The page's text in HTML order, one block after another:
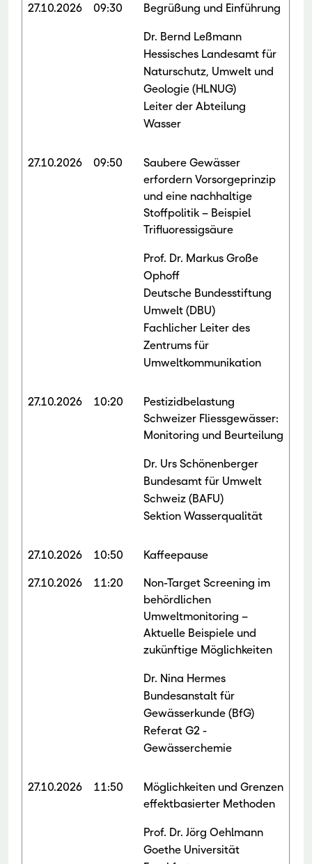
27.10.2026 09:30 Begrüßung und Einführung
Dr. Bernd Leßmann
Hessisches Landesamt für
Naturschutz, Umwelt und
Geologie (HLNUG)
Leiter der Abteilung
Wasser
27.10.2026 09:50
Saubere Gewässer
erfordern Vorsorgeprinzip
und eine nachhaltige
Stoffpolitik – Beispiel
Trifluoressigsäure
Prof. Dr. Markus Große
Ophoff
Deutsche Bundesstiftung
Umwelt (DBU)
Fachlicher Leiter des
Zentrums für
Umweltkommunikation
27.10.2026 10:20
Pestizidbelastung
Schweizer Fliessgewässer:
Monitoring und Beurteilung
Dr. Urs Schönenberger
Bundesamt für Umwelt
Schweiz (BAFU)
Sektion Wasserqualität
27.10.2026 10:50 Kaffeepause
27.10.2026 11:20
Non-Target Screening im
behördlichen
Umweltmonitoring –
Aktuelle Beispiele und
zukünftige Möglichkeiten
Dr. Nina Hermes
Bundesanstalt für
Gewässerkunde (BfG)
Referat G2 -
Gewässerchemie
27.10.2026 11:50
Möglichkeiten und Grenzen
effektbasierter Methoden
Prof. Dr. Jörg Oehlmann
Goethe Universität